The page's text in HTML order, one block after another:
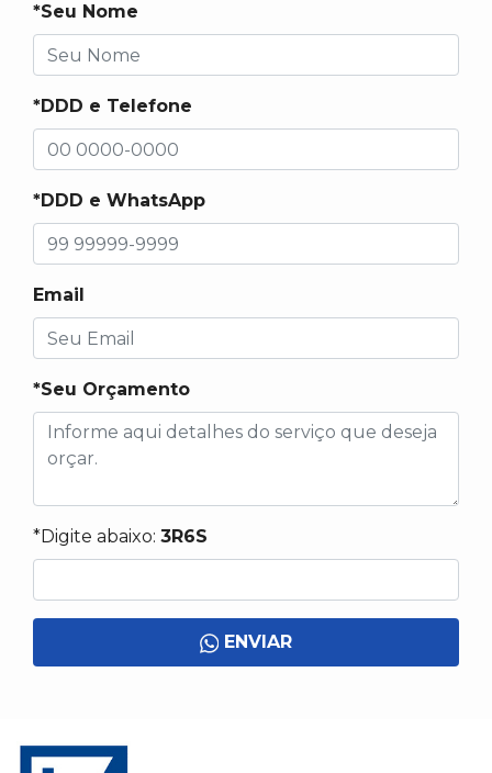
*Seu Nome
*DDD e Telefone
*DDD e WhatsApp
Email
*Seu Orçamento
*Digite abaixo: 3R6S
ENVIAR